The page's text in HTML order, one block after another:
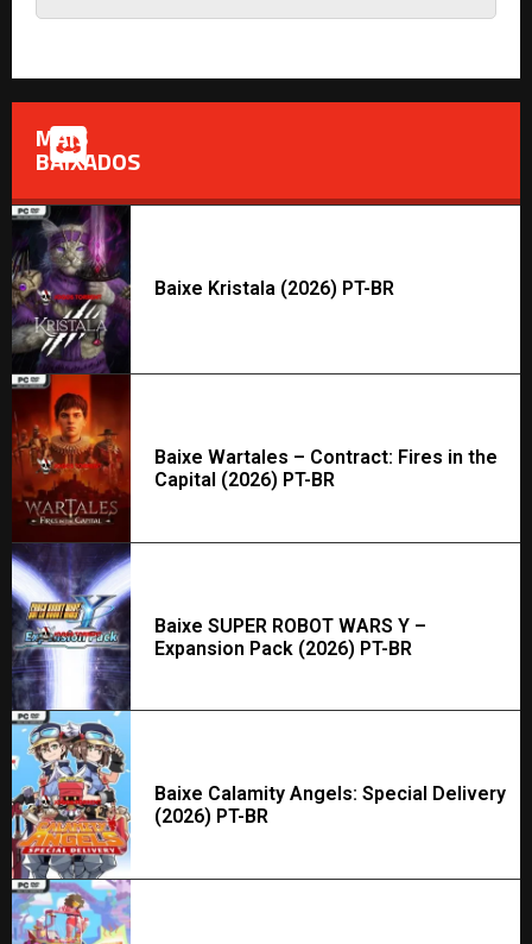
MAIS
BAIXADOS
Baixe Kristala (2026) PT-BR
Baixe Wartales – Contract: Fires in the
Capital (2026) PT-BR
Baixe SUPER ROBOT WARS Y –
Expansion Pack (2026) PT-BR
Baixe Calamity Angels: Special Delivery
(2026) PT-BR